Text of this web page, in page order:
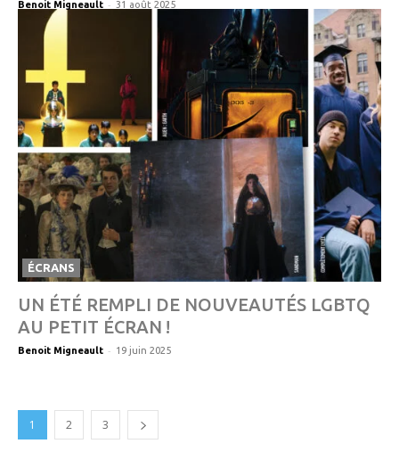
Benoit Migneault - 31 août 2025
ÉCRANS
UN ÉTÉ REMPLI DE NOUVEAUTÉS LGBTQ
AU PETIT ÉCRAN !
Benoit Migneault - 19 juin 2025
1 2 3